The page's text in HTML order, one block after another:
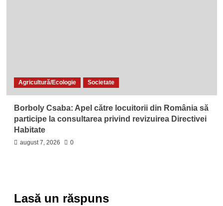
Agricultură/Ecologie Societate
Borboly Csaba: Apel către locuitorii din România să
participe la consultarea privind revizuirea Directivei
Habitate
august 7, 2026 0
Lasă un răspuns